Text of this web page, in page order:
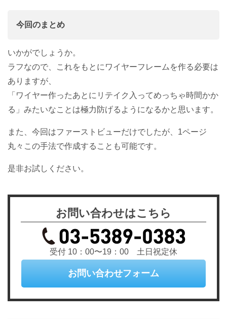
今回のまとめ
いかがでしょうか。
ラフなので、これをもとにワイヤーフレームを作る必要は
ありますが、
「ワイヤー作ったあとにリテイク入ってめっちゃ時間かか
る」みたいなことは極力防げるようになるかと思います。
また、今回はファーストビューだけでしたが、1ページ
丸々この手法で作成することも可能です。
是非お試しください。
お問い合わせはこちら
受付 10：00〜19：00 土日祝定休
お問い合わせフォーム